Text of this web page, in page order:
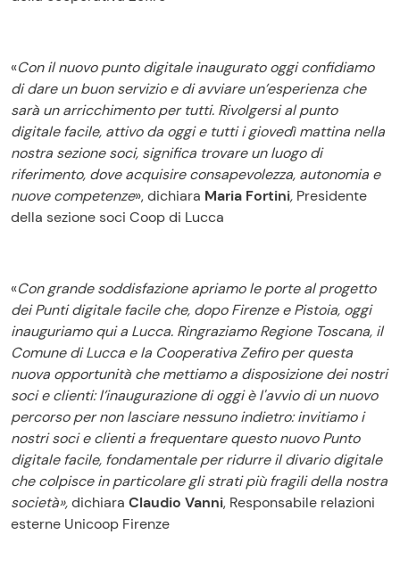
«Con il nuovo punto digitale inaugurato oggi confidiamo
di dare un buon servizio e di avviare un’esperienza che
sarà un arricchimento per tutti. Rivolgersi al punto
digitale facile, attivo da oggi e tutti i giovedì mattina nella
nostra sezione soci, significa trovare un luogo di
riferimento, dove acquisire consapevolezza, autonomia e
nuove competenze», dichiara Maria Fortini, Presidente
della sezione soci Coop di Lucca
«Con grande soddisfazione apriamo le porte al progetto
dei Punti digitale facile che, dopo Firenze e Pistoia, oggi
inauguriamo qui a Lucca. Ringraziamo Regione Toscana, il
Comune di Lucca e la Cooperativa Zefiro per questa
nuova opportunità che mettiamo a disposizione dei nostri
soci e clienti: l’inaugurazione di oggi è l'avvio di un nuovo
percorso per non lasciare nessuno indietro: invitiamo i
nostri soci e clienti a frequentare questo nuovo Punto
digitale facile, fondamentale per ridurre il divario digitale
che colpisce in particolare gli strati più fragili della nostra
società»,dichiara Claudio Vanni, Responsabile relazioni
esterne Unicoop Firenze